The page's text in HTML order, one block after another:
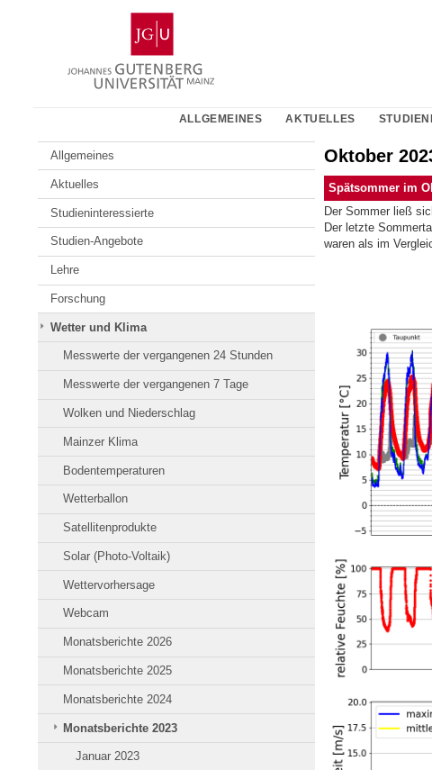
Gutenberg-
Universität
Mainz
ALLGEMEINES AKTUELLES
Allgemeines
Aktuelles
Studieninteressierte
Studien-Angebote
Lehre
Forschung
Wetter und Klima
Messwerte der vergangenen 24 Stunden
Messwerte der vergangenen 7 Tage
Wolken und Niederschlag
Mainzer Klima
Bodentemperaturen
Wetterballon
Satellitenprodukte
Solar (Photo-Voltaik)
Wettervorhersage
Webcam
Monatsberichte 2026
Monatsberichte 2025
Monatsberichte 2024
Monatsberichte 2023
Januar 2023
Oktober
Spätsommer im
Der Sommer ließ
Der letzte
waren als im